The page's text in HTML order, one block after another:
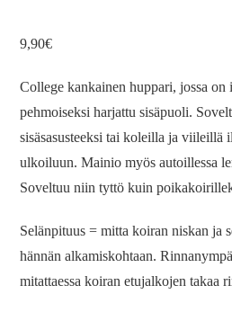
9,90€
College kankainen huppari, jossa
pehmoiseksi harjattu sisäpuoli.
sisäsasusteeksi tai koleilla ja viileillä
ulkoiluun. Mainio myös autoillessa
Soveltuu niin tyttö kuin
Selänpituus = mitta koiran niskan ja
hännän alkamiskohtaan.
mitattaessa koiran etujalkojen takaa